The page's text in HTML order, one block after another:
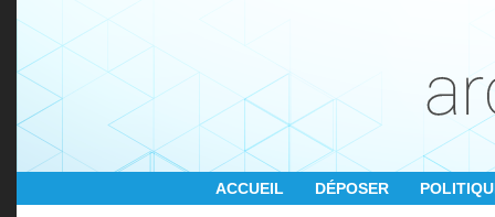
ACCUEIL DÉPOSER